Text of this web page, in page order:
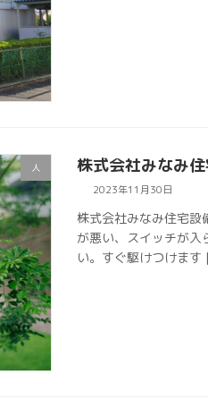
人 株式会社みなみ
2023年11月30日
株式会社みなみ住宅設
が悪い、スイッチが
い。すぐ駆けつけま